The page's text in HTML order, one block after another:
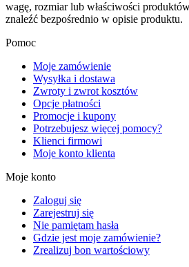
wagę, rozmiar lub właściwości
znaleźć bezpośrednio w opisie produktu.
Pomoc
Moje zamówienie
Wysyłka i dostawa
Zwroty i zwrot kosztów
Opcje płatności
Promocje i kupony
Potrzebujesz więcej pomocy?
Klienci firmowi
Moje konto klienta
Moje konto
Zaloguj się
Zarejestruj się
Nie pamiętam hasła
Gdzie jest moje zamówienie?
Zrealizuj bon wartościowy